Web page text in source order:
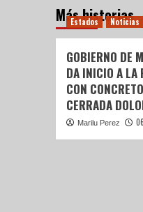
Más historias
Estados Noticias
GOBIERNO DE
DA INICIO A LA
CON
CERRADA
Marilu Perez